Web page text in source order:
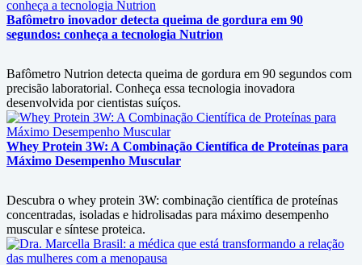
Bafômetro inovador detecta queima de gordura em 90
segundos: conheça a tecnologia Nutrion
Bafômetro Nutrion detecta queima de gordura em 90 segundos com
precisão laboratorial. Conheça essa tecnologia inovadora
desenvolvida por cientistas suíços.
Whey Protein 3W: A Combinação Científica de Proteínas para
Máximo Desempenho Muscular
Descubra o whey protein 3W: combinação científica de proteínas
concentradas, isoladas e hidrolisadas para máximo desempenho
muscular e síntese proteica.